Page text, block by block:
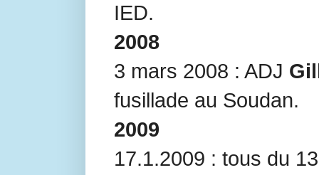
IED.
2008
3 mars 2008 : ADJ
fusillade au Soudan.
2009
17.1.2009 : tous du